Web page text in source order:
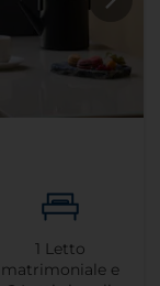
1 Letto
matrimoniale e